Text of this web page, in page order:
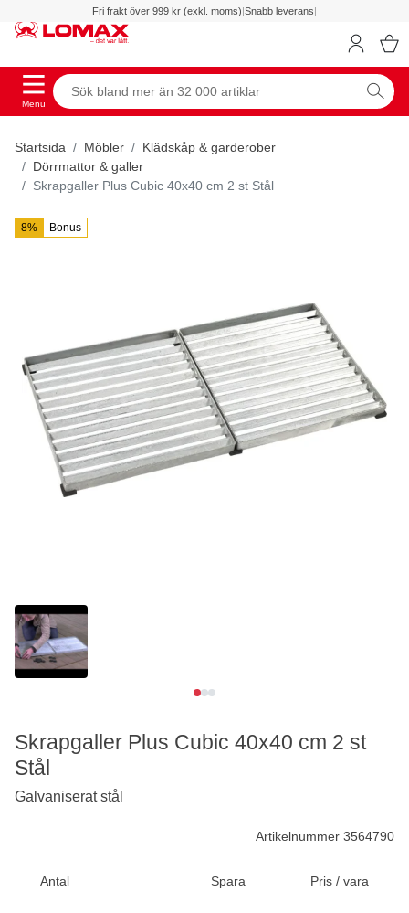
Fri frakt över 999 kr (exkl. moms)|Snabb leverans|
Menu
Startsida Möbler
Klädskåp & garderober
Dörrmattor & galler
Skrapgaller Plus Cubic 40x40 cm 2 st Stål
8% Bonus
Artikelnummer 3564790
Antal Spara Pris / vara
Skrapgaller Plus Cubic 40x40 cm 2 st
Stål
Galvaniserat stål